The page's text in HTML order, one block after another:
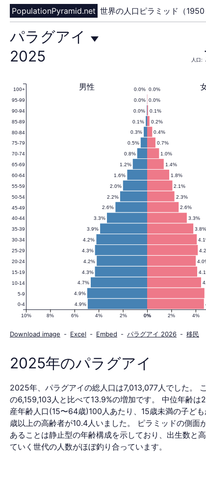
PopulationPyramid.net 世界の人口ピラミッド（1950
パ
ラ
グ
ア
イ
の
人
口
ピ
ラ
ミ
パラグアイ
2025
人口:
4.9%
4.9%
4.7%
4.3%
4.2%
4.3%
4.2%
3.8%
3.9%
3.3%
3.3%
2.6%
2.6%
2.3%
2.2%
2.1%
2.0%
1.8%
1.6%
1.4%
1.2%
1.0%
0.8%
0.7%
0.5%
0.4%
0.3%
0.2%
0.1%
0.1%
0.0%
0.0%
0.0%
0.0%
0.0%
男性
0% 2% 4%
10% 8% 6% 4% 2% 0%
0-4
5-9
10-14
15-19
20-24
25-29
30-34
35-39
40-44
45-49
50-54
55-59
60-64
65-69
70-74
75-79
80-84
85-89
90-94
95-99
100+
Download image - Excel - Embed - パラグアイ 2026 - 移民
2025年のパラグアイ
2025年、パラグアイの総人口は7,013,077人でした。
の6,159,103人と比べて13.9%の増加です。 中位年齢は
産年齢人口(15〜64歳)100人あたり、15歳未満の子ど
歳以上の高齢者が10.4人いました。 ピラミッドの側面
あることは静止型の年齢構成を示しており、出生数と
ていく世代の人数がほぼ釣り合っています。